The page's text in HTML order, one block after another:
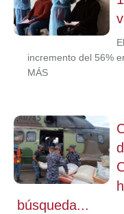
incremento del 56%
MÁS
búsqueda...